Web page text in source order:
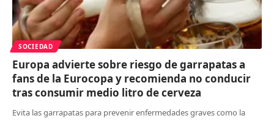
SOCIEDAD
Europa advierte sobre riesgo de garrapatas a
fans de la Eurocopa y recomienda no conducir
tras consumir medio litro de cerveza
Evita las garrapatas para prevenir enfermedades graves como la